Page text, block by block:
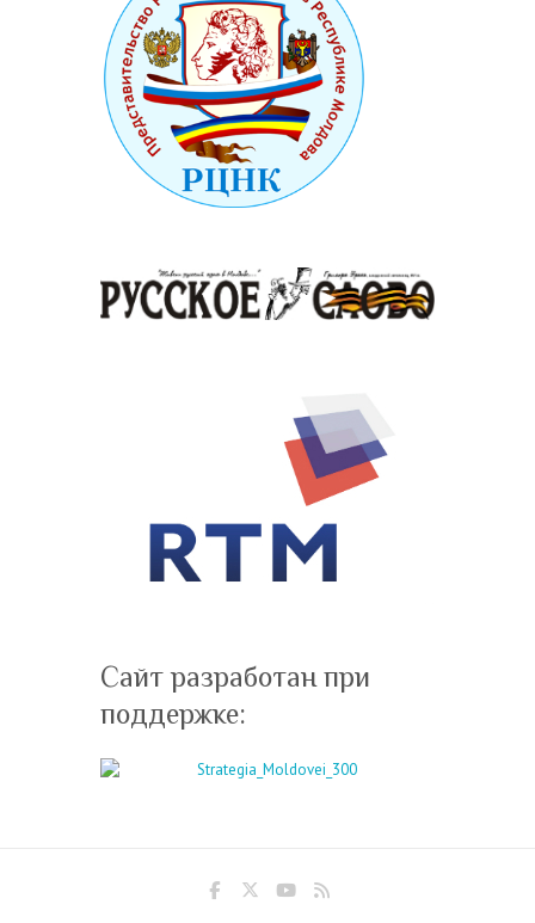
Сайт разработан при
поддержке: